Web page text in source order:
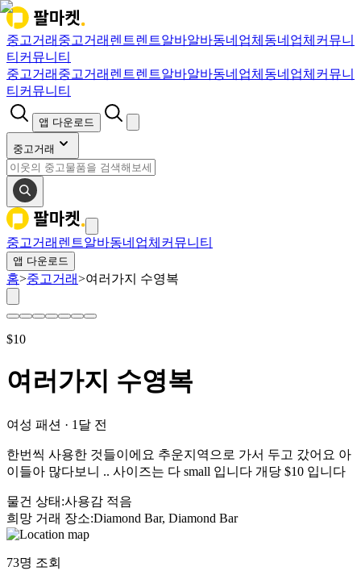
중고거래 중고거래 렌트렌트알바알바동네업체 동네업체 커뮤니
티 커뮤니티
중고거래 중고거래 렌트렌트알바알바동네업체 동네업체 커뮤니
티 커뮤니티
앱 다운로드
중고거래
중고거래 렌트알바동네업체 커뮤니티
앱 다운로드
홈>중고거래>여러가지 수영복
$10
여러가지 수영복
여성 패션 · 1달 전
한번씩 사용한 것들이에요 추운지역으로 가서 두고 갔어요 아
이들아 많다보니 .. 사이즈는 다 small 입니다 개당 $10 입니다
물건 상태 :사용감 적음
희망 거래 장소:Diamond Bar, Diamond Bar
73명 조회